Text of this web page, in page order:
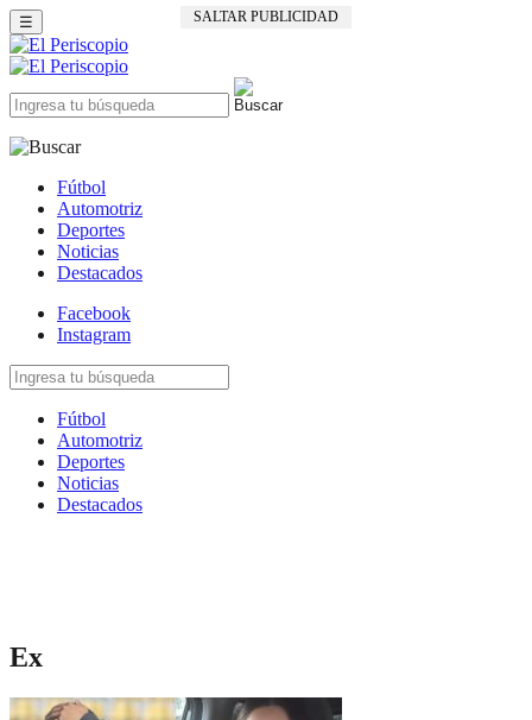
SALTAR PUBLICIDAD
☰
Fútbol
Automotriz
Deportes
Noticias
Destacados
Facebook
Instagram
Fútbol
Automotriz
Deportes
Noticias
Destacados
Ex